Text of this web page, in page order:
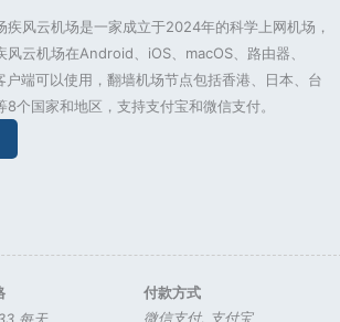
疾风云机场是一家成立于2024年的科学上网机场，
云机场在Android、iOS、macOS、路由器、
端可以使用，翻墙机场节点包括香港、日本、台
个国家和地区，支持支付宝和微信支付。
付款方式
微信支付, 支付宝